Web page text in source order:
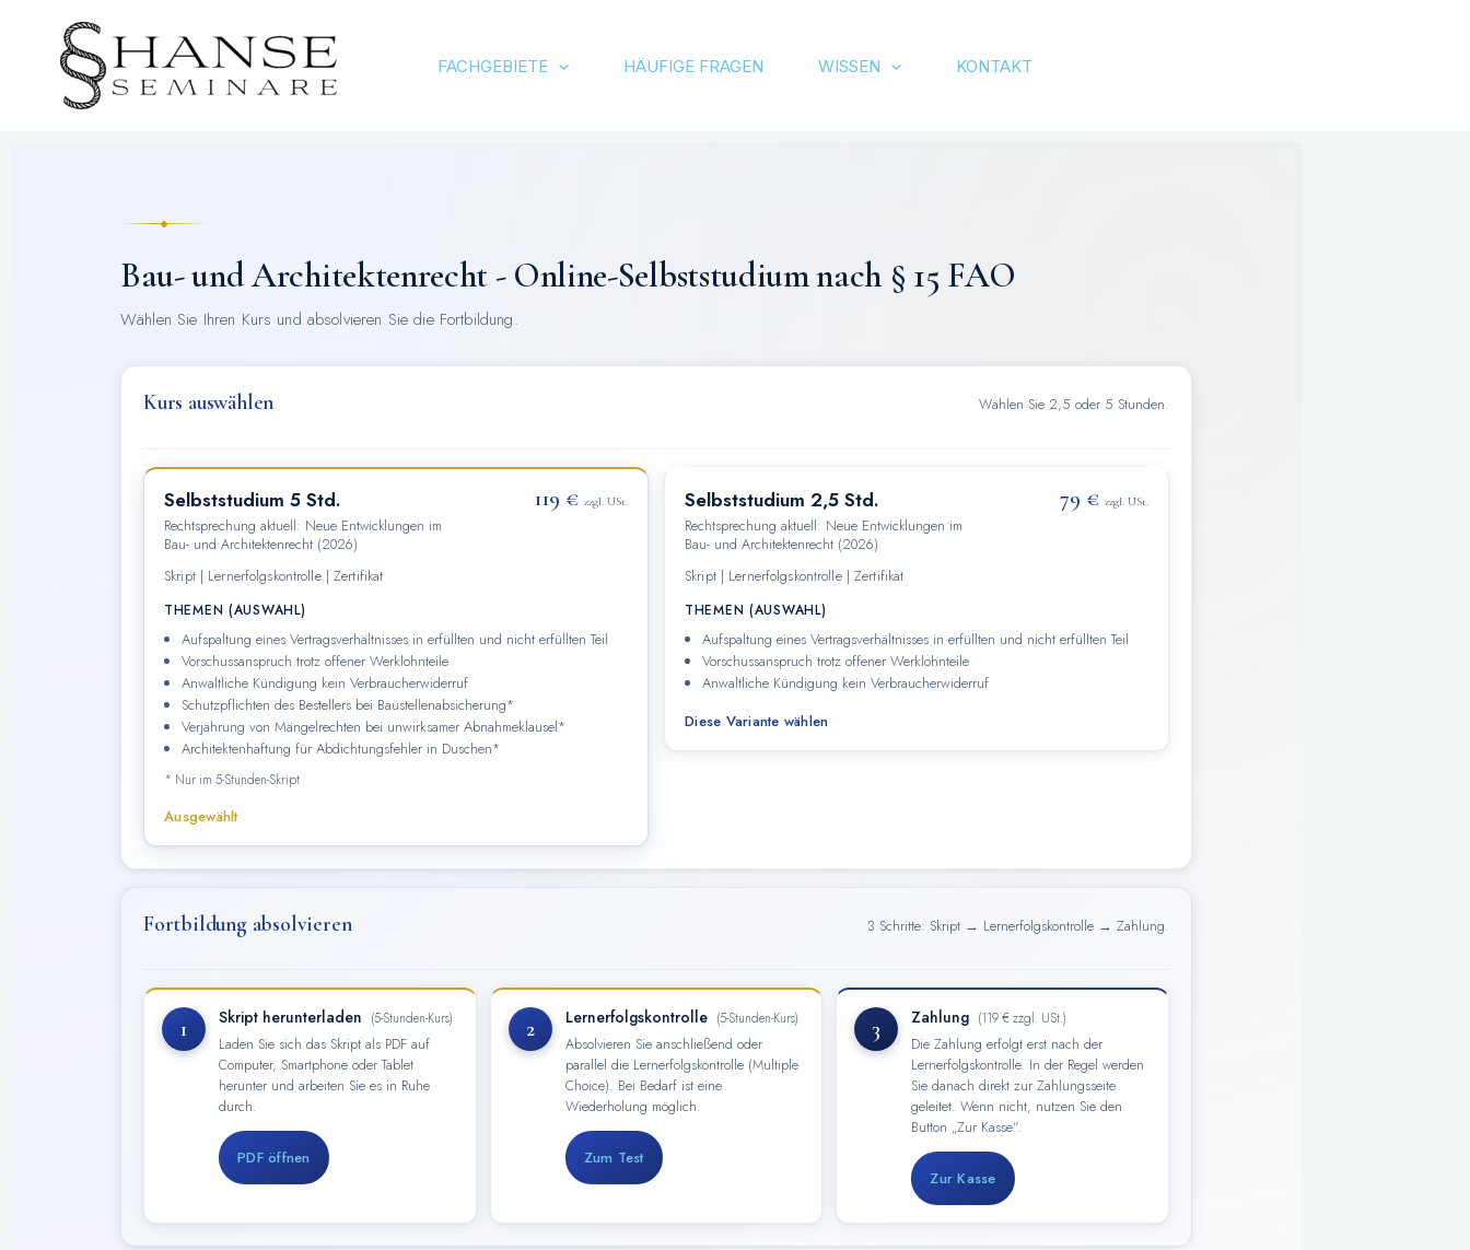
springen
FACHGEBIETE HÄUFIGE FRAGEN WISSEN KONTAKT
Bau- und Architektenrecht - Online-Selbststudium nach § 15 FAO
Wählen Sie Ihren Kurs und absolvieren Sie die Fortbildung.
Kurs auswählen Wählen Sie 2,5 oder 5 Stunden.
Selbststudium 5 Std.
Rechtsprechung aktuell: Neue Entwicklungen im
Bau- und Architektenrecht (2026)
119 € zzgl. USt.
Skript | Lernerfolgskontrolle | Zertifikat
THEMEN (AUSWAHL)
Aufspaltung eines Vertragsverhältnisses in erfüllten und nicht erfüllten Teil
Vorschussanspruch trotz offener Werklohnteile
Anwaltliche Kündigung kein Verbraucherwiderruf
Schutzpflichten des Bestellers bei Baustellenabsicherung*
Verjährung von Mängelrechten bei unwirksamer Abnahmeklausel*
Architektenhaftung für Abdichtungsfehler in Duschen*
* Nur im 5-Stunden-Skript
Ausgewählt
Selbststudium 2,5 Std.
Rechtsprechung aktuell: Neue Entwicklungen im
Bau- und Architektenrecht (2026)
79 € zzgl. USt.
Skript | Lernerfolgskontrolle | Zertifikat
THEMEN (AUSWAHL)
Aufspaltung eines Vertragsverhältnisses in erfüllten und nicht erfüllten Teil
Vorschussanspruch trotz offener Werklohnteile
Anwaltliche Kündigung kein Verbraucherwiderruf
Diese Variante wählen
Fortbildung absolvieren 3 Schritte: Skript → Lernerfolgskontrolle → Zahlung.
1 Skript herunterladen (5-Stunden-Kurs)
Laden Sie sich das Skript als PDF auf
Computer, Smartphone oder Tablet
herunter und arbeiten Sie es in Ruhe
durch.
PDF öffnen
2 Lernerfolgskontrolle (5-Stunden-Kurs)
Absolvieren Sie anschließend oder
parallel die Lernerfolgskontrolle (Multiple
Choice). Bei Bedarf ist eine
Wiederholung möglich.
Zum Test
3 Zahlung (119 € zzgl. USt.)
Die Zahlung erfolgt erst nach der
Lernerfolgskontrolle. In der Regel werden
Sie danach direkt zur Zahlungsseite
geleitet. Wenn nicht, nutzen Sie den
Button „Zur Kasse".
Zur Kasse